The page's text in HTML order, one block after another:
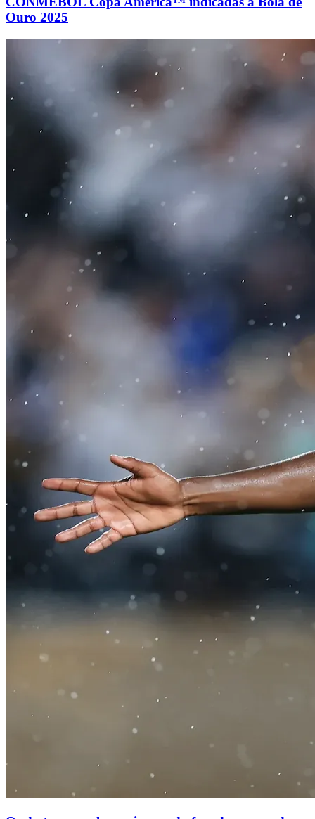
Ouro 2025